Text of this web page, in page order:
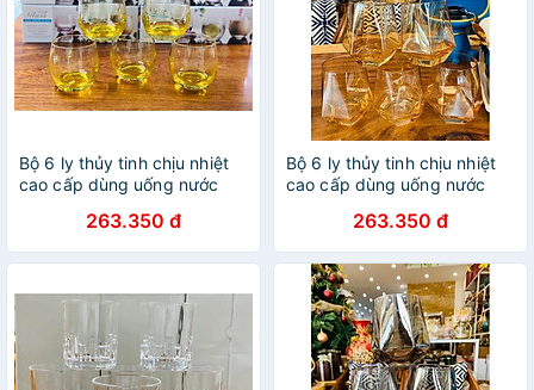
Bộ 6 ly thủy tinh chịu nhiệt
cao cấp dùng uống nước
vàng chanh263.350 đ
Bộ 6 ly thủy tinh chịu nhiệt
cao cấp dùng uống nước
cương vàng263.350 đ